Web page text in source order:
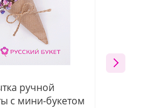
ручной
с мини-букетом